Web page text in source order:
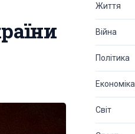
Життя
Війна
Політика
Економіка
Світ